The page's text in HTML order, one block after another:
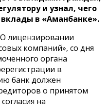
и узнал, чего
в «Аманбанке».
лицензировании
компаний», со дня
органа
в
банк должен
о принятом
на